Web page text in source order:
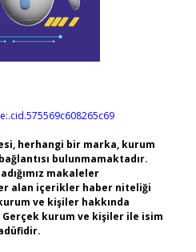
herhangi bir marka, kurum
bulunmamaktadır.
makaleler
alan içerikler haber niteliği
ve kişiler hakkında
Gerçek kurum ve kişiler ile isim